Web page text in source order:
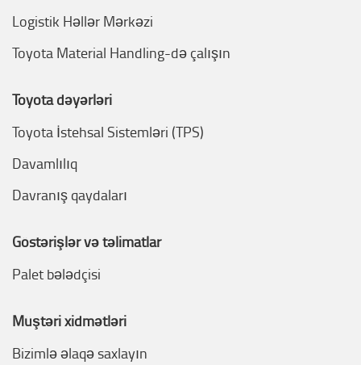
Logistik Həllər Mərkəzi
Toyota Material Handling-də çalışın
Toyota dəyərləri
Toyota İstehsal Sistemləri (TPS)
Davamlılıq
Davranış qaydaları
Göstərişlər və təlimatlar
Palet bələdçisi
Müştəri xidmətləri
Bizimlə əlaqə saxlayın